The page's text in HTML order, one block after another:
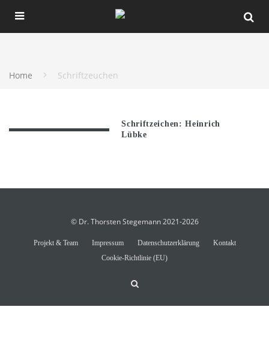
Home Schriftzeuchen
Schriftzeichen: Heinrich
Lübke
© Dr. Thorsten Stegemann 2021-2026
Projekt & Team Impressum Datenschutzerklärung
Kontakt
Cookie-Richtlinie (EU)